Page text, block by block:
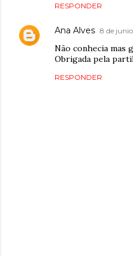
RESPONDER
Ana Alves 8 de
Não conhecia mas
Obrigada pela
RESPONDER